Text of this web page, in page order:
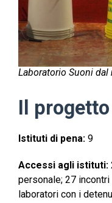
Laboratorio Suoni dal
Il
Istituti di pena: 9
Accessi agli istituti:
personale; 27
laboratori con i